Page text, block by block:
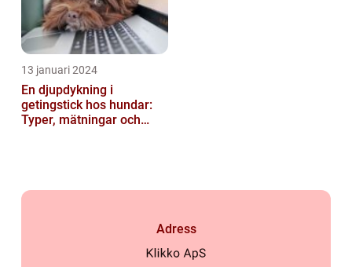
13 januari 2024
En djupdykning i
getingstick hos hundar:
Typer, mätningar och
Adress